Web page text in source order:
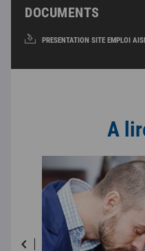
DOCUMENTS
PRESENTATION SITE EMPLOI
A